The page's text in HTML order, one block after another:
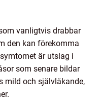
vanligtvis drabbar
den kan förekomma
är utslag i
som senare bildar
mild och självläkande,